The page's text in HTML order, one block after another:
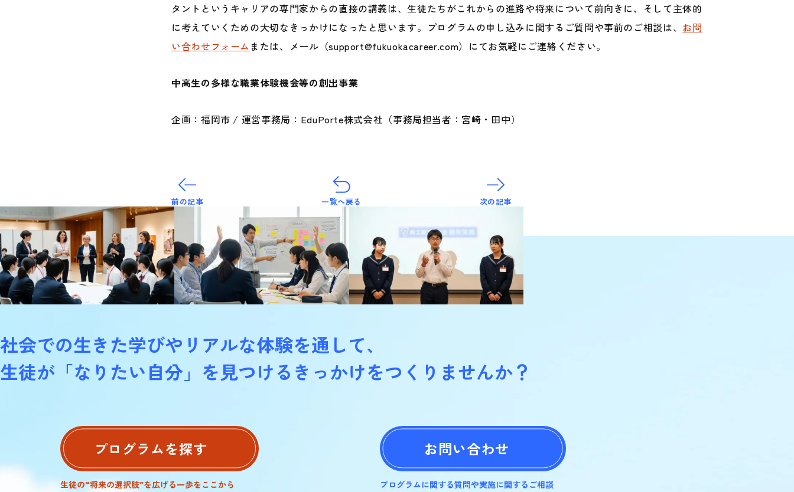
タントというキャリアの専門家からの直接の講義は、生徒たちがこれからの進路や将来について前向きに、そして主体的
に考えていくための大切なきっかけになったと思います。プログラムの申し込みに関するご質問や事前のご相談は、 お問
い合わせフォーム または、メール（support@fukuokacareer.com）にてお気軽にご連絡ください。
中高生の多様な職業体験機会等の創出事業
企画：福岡市 / 運営事務局：EduPorte株式会社（事務局担当者：宮崎・田中）
前の記事 一覧へ戻る 次の記事
社会での生きた学びやリアルな体験を通して、
生徒が「なりたい自分」を見つけるきっかけをつくりませんか？
プログラムを探す
生徒の“将来の選択肢”を広げる一歩をここから
お問い合わせ
プログラムに関する質問や実施に関するご相談